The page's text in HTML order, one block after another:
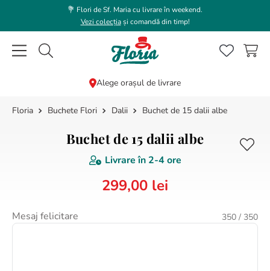
💐 Flori de Sf. Maria cu livrare în weekend.
Vezi colecțiași comandă din timp!
Caută flori, plante, cadouri...
Alege orașul de livrare
Buchete Flori Dalii Buchet de 15 dalii albe
Buchet de 15 dalii albe
Livrare în 2-4 ore
299,00 lei
Mesaj felicitare 350 / 350
CĂUTĂRI POPULARE
5.
buchet lalele